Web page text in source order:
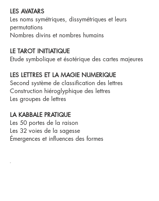
LES AVATARS
Les noms symétriques, dissymétriques et leurs
permutations
Nombres divins et nombres humains
LE TAROT INITIATIQUE
Etude symbolique et ésotérique des cartes majeures
LES LETTRES ET LA MAGIE NUMERIQUE
Second système de classification des lettres
Construction hiéroglyphique des lettres
Les groupes de lettres
LA KABBALE PRATIQUE
Les 50 portes de la raison
Les 32 voies de la sagesse
Émergences et influences des formes